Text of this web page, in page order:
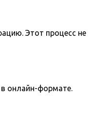
Этот процесс не
онлайн-формате.